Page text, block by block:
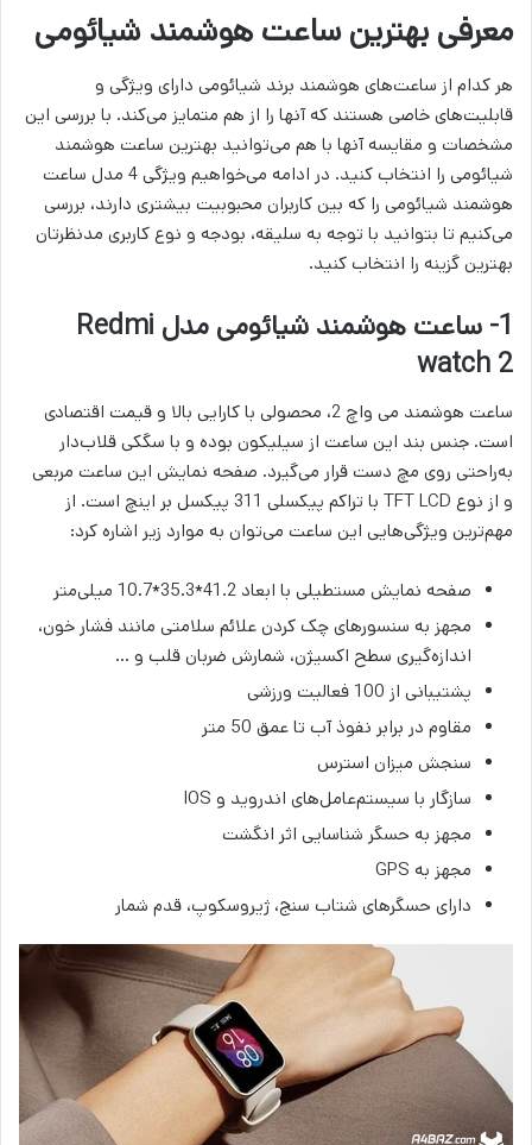
معرفی بهترین ساعت هوشمند شیائومی
هر کدام از ساعت‌های هوشمند برند شیائومی دارای ویژگی و
قابلیت‌های خاصی هستند که آنها را از هم متمایز می‌کند. با بررسی این
مشخصات و مقایسه آنها با هم می‌توانید بهترین ساعت هوشمند
شیائومی را انتخاب کنید. در ادامه می‌خواهیم ویژگی 4 مدل ساعت
هوشمند شیائومی را که بین کاربران محبوبیت بیشتری دارند، بررسی
می‌کنیم تا بتوانید با توجه به سلیقه، بودجه و نوع کاربری مدنظرتان
بهترین گزینه را انتخاب کنید.
1- ساعت هوشمند شیائومی مدل Redmi
watch 2
ساعت هوشمند می واچ 2، محصولی با کارایی بالا و قیمت اقتصادی
است. جنس بند این ساعت از سیلیکون بوده و با سگکی قلاب‌دار
به‌راحتی روی مچ دست قرار می‌گیرد. صفحه نمایش این ساعت مربعی
و از نوع TFT LCD با تراکم پیکسلی 311 پیکسل بر اینچ است. از
مهم‌ترین ویژگی‌هایی این ساعت می‌توان به موارد زیر اشاره کرد:
صفحه نمایش مستطیلی با ابعاد 41.2*35.3*10.7 میلی‌متر
مجهز به سنسورهای چک کردن علائم سلامتی مانند فشار خون،
اندازه‌گیری سطح اکسیژن، شمارش ضربان قلب و …
پشتیبانی از 100 فعالیت ورزشی
مقاوم در برابر نفوذ آب تا عمق 50 متر
سنجش میزان استرس
سازگار با سیستم‌عامل‌‎های اندروید و IOS
مجهز به حسگر شناسایی اثر انگشت
مجهز به GPS
دارای حسگرهای شتاب سنج، ژیروسکوپ، قدم شمار